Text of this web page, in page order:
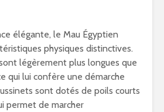
élégante, le Mau Égyptien
physiques distinctives.
légèrement plus longues que
qui lui confère une démarche
sont dotés de poils courts
permet de marcher